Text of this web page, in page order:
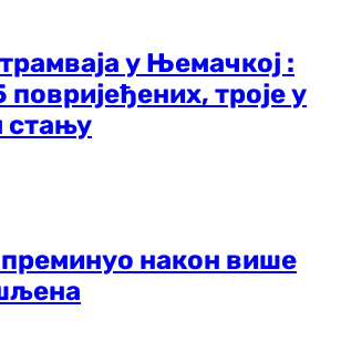
у Њемачкој :
троје у
стању
након више